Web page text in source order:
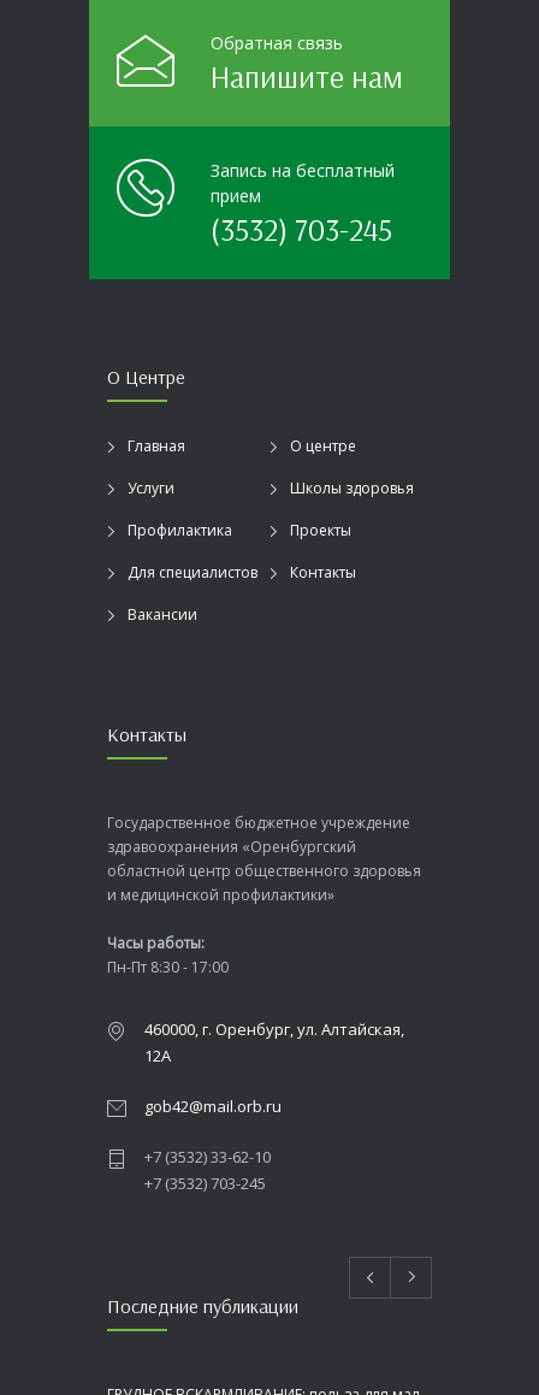
Обратная связь
Напишите нам
Запись на бесплатный
прием
(3532) 703-245
О Центре
Главная О центре
Услуги Школы здоровья
Профилактика Проекты
Для специалистов Контакты
Вакансии
Контакты
Государственное бюджетное учреждение
здравоохранения «Оренбургский
областной центр общественного здоровья
и медицинской профилактики»
Часы работы:
Пн-Пт 8:30 - 17:00
460000, г. Оренбург, ул. Алтайская,
12А
gob42@mail.orb.ru
+7 (3532) 33-62-10
+7 (3532) 703-245
Последние публикации